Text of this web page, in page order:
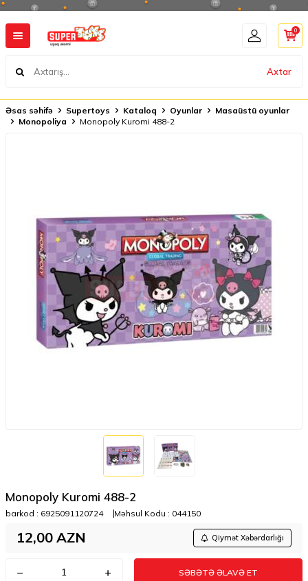
Axtar
0
Əsas səhifə Supertoys Kataloq Oyunlar
Masaüstü oyunlar
Monopoliya
Monopoly Kuromi 488-2
Monopoly Kuromi 488-2
barkod : 6925091120724 Məhsul Kodu : 044150
12,00 AZN Qiymət Xəbərdarlığı
SƏBƏTƏ ƏLAVƏ ET